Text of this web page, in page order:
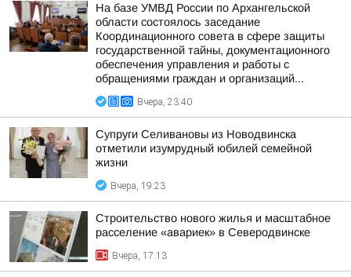
На базе УМВД России по Архангельской
области состоялось заседание
Координационного совета в сфере защиты
государственной тайны, документационного
обеспечения управления и работы с
обращениями граждан и организаций...
Вчера, 23:40
Супруги Селивановы из Новодвинска
отметили изумрудный юбилей семейной
жизни
Вчера, 19:23
Строительство нового жилья и масштабное
расселение «авариек» в Северодвинске
Вчера, 17:13